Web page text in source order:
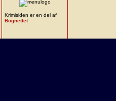
Krimisiden er en del af
Bognettet